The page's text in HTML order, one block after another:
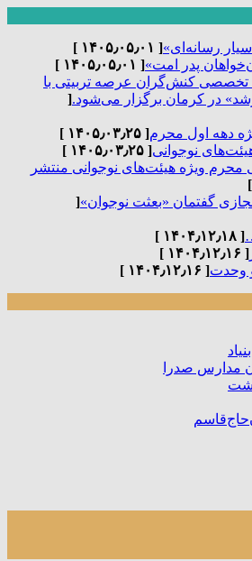
رسانه‌ای»[ ۱۴۰۵٫۰۵٫۰۱ ]
پدر امت»[ ۱۴۰۵٫۰۵٫۰۱ ]
کنش‌گران عرصه تربیتی با
در کرمان برگزار می‌شود.[
دهه اول محرم[ ۱۴۰۵٫۰۳٫۲۵ ]
نوجوانی[ ۱۴۰۵٫۰۳٫۲۵ ]
محرم ویژه هیئت‌های نوجوانی منتشر
گفتمان «بعثت نوجوان»[
[ ۱۴۰۴٫۱۲٫۱۸ ]
[ ۱۴۰۴٫۱۲٫۱۶ ]
وحدت[ ۱۴۰۴٫۱۲٫۱۶ ]
مدارس صدرا